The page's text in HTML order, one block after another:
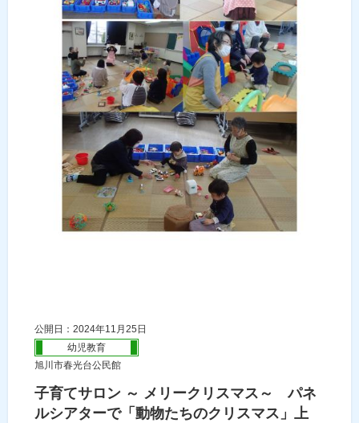
公開日：2024年11月25日
幼児教育
旭川市春光台公民館
子育てサロン ～ メリークリスマス～ パネ
ルシアターで「動物たちのクリスマス」上